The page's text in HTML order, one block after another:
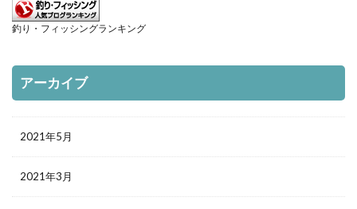
釣り・フィッシングランキング
アーカイブ
2021年5月
2021年3月